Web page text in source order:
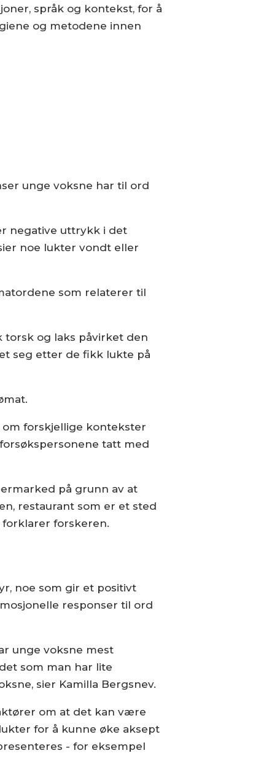
språk og kontekst, for å
og metodene innen
unge voksne har til ord
negative uttrykk i det
noe lukter vondt eller
som relaterer til
og laks påvirket den
seg etter de fikk lukte på
forskjellige kontekster
tatt med
på grunn av at
restaurant som er et sted
forklarer forskeren.
noe som gir et positivt
responser til ord
unge voksne mest
som man har lite
sier Kamilla Bergsnev.
om at det kan være
for å kunne øke aksept
- for eksempel